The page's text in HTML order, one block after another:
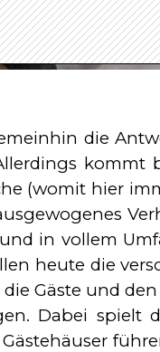
die
(womit hier
in vollem
heute die
Gäste und
Dabei spielt